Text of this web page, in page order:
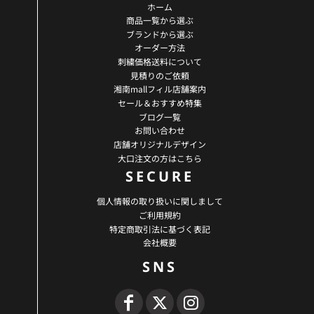
ホーム
商品一覧から選ぶ
ブランドから選ぶ
オーダー方法
刺繍価格送料について
見積りのご依頼
湘南mallフィル店舗案内
セール＆おすすめ特集
ブログ一覧
お問い合わせ
店舗オリジナルデザイン
大口注文の方はこちら
SECURE
個人情報の取り扱いに関しまして
ご利用規約
特定商取引法に基づく表記
会社概要
SNS